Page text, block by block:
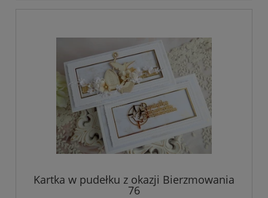
Kartka w pudełku z okazji Bierzmowania
76